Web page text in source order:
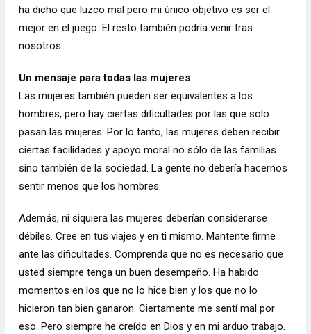
ha dicho que luzco mal pero mi único objetivo es ser el
mejor en el juego. El resto también podría venir tras
nosotros.
Un mensaje para todas las mujeres
Las mujeres también pueden ser equivalentes a los
hombres, pero hay ciertas dificultades por las que solo
pasan las mujeres. Por lo tanto, las mujeres deben recibir
ciertas facilidades y apoyo moral no sólo de las familias
sino también de la sociedad. La gente no debería hacernos
sentir menos que los hombres.
Además, ni siquiera las mujeres deberían considerarse
débiles. Cree en tus viajes y en ti mismo. Mantente firme
ante las dificultades. Comprenda que no es necesario que
usted siempre tenga un buen desempeño. Ha habido
momentos en los que no lo hice bien y los que no lo
hicieron tan bien ganaron. Ciertamente me sentí mal por
eso. Pero siempre he creído en Dios y en mi arduo trabajo.